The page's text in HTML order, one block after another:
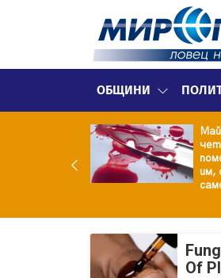
ОБЩИНИ
и полово
им,
Of